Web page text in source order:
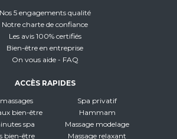
Nos 5 engagements qualité
Notre charte de confiance
Les avis 100% certifiés
Bien-être en entreprise
On vous aide - FAQ
ACCÈS RAPIDES
bien-être
spa
bien-être
Spa privatif
Hammam
Massage modelage
Massage relaxant